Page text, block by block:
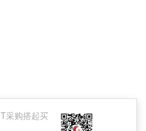
滤波器、高速连接器、
通信器件等重点产品专
家企业营收规模突破10
采购搭起买